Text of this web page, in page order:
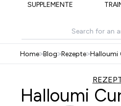
SUPPLEMENTE
Home>Blog>Rezepte>Halloumi
Halloumi